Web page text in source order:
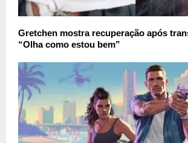
Gretchen mostra recuperação após
“Olha como estou bem”